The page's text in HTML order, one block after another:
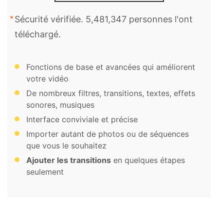
Sécurité vérifiée. 5,481,347 personnes l'ont
téléchargé.
Fonctions de base et avancées qui améliorent
votre vidéo
De nombreux filtres, transitions, textes, effets
sonores, musiques
Interface conviviale et précise
Importer autant de photos ou de séquences
que vous le souhaitez
Ajouter les transitions en quelques étapes
seulement